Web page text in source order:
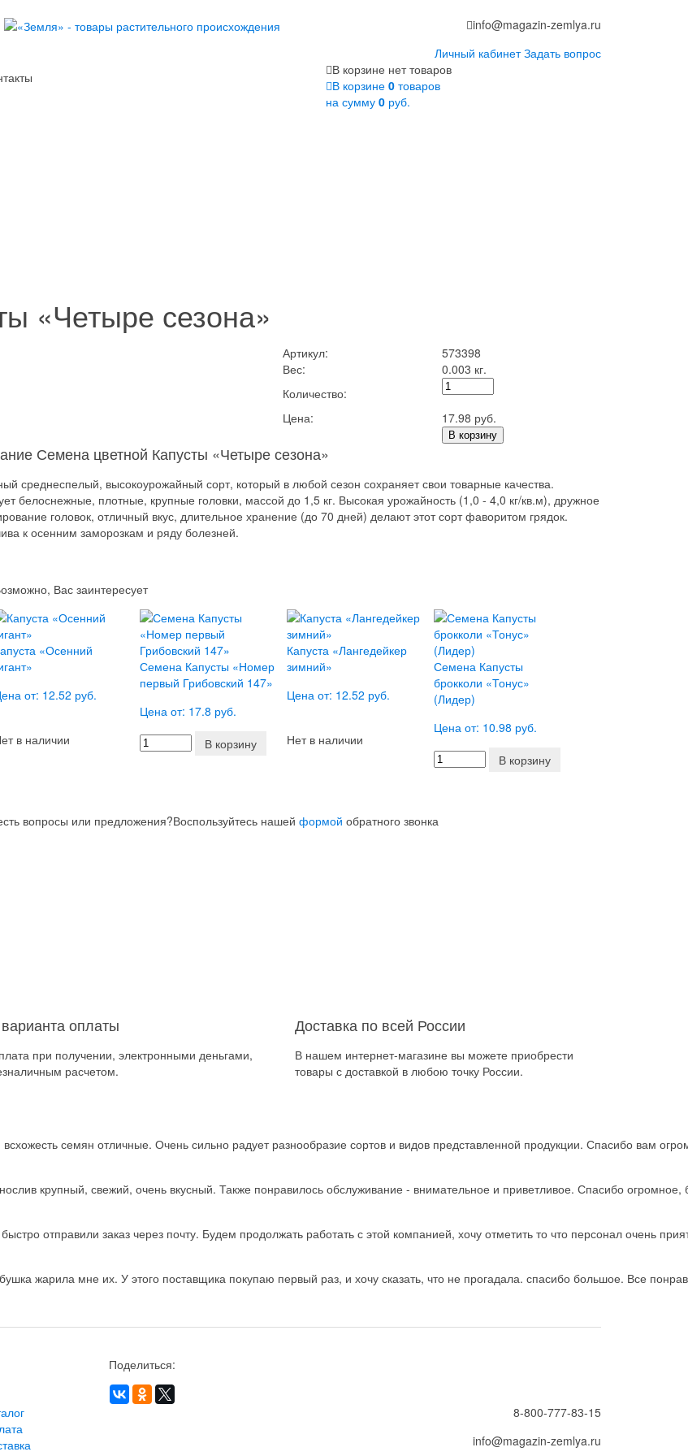
info@magazin-zemlya.ru
Личный кабинет Задать вопрос
В корзине нет товаров
В корзине 0 товаров
на сумму 0 руб.
«Четыре сезона»
Артикул:
573398
Вес:
0.003 кг.
Количество:
Цена:
17.98 руб.
В корзину
Семена цветной Капусты «Четыре сезона»
среднеспелый, высокоурожайный сорт, который в любой сезон сохраняет свои товарные качества.
белоснежные, плотные, крупные головки, массой до 1,5 кг. Высокая урожайность (1,0 - 4,0 кг/кв.м), дружное
головок, отличный вкус, длительное хранение (до 70 дней) делают этот сорт фаворитом грядок.
к осенним заморозкам и ряду болезней.
Вас заинтересует
«Осенний
от: 12.52 руб.
в наличии
Семена Капусты «Номер
первый Грибовский 147»
Цена от: 17.8 руб.
В корзину
Капуста «Лангедейкер
зимний»
Цена от: 12.52 руб.
Нет в наличии
Семена Капусты
брокколи «Тонус»
(Лидер)
Цена от: 10.98 руб.
В корзину
вопросы или предложения?Воспользуйтесь нашей формой обратного звонка
оплаты
при получении, электронными деньгами,
расчетом.
Доставка по всей России
В нашем интернет-магазине вы можете приобрести
товары с доставкой в любою точку России.
семян отличные. Очень сильно радует разнообразие сортов и видов представленной продукции. Спасибо вам
крупный, свежий, очень вкусный. Также понравилось обслуживание - внимательное и приветливое. Спасибо огромное,
отправили заказ через почту. Будем продолжать работать с этой компанией, хочу отметить то что персонал очень
жарила мне их. У этого поставщика покупаю первый раз, и хочу сказать, что не прогадала. спасибо большое. Все
Поделиться:
8-800-777-83-15
info@magazin-zemlya.ru